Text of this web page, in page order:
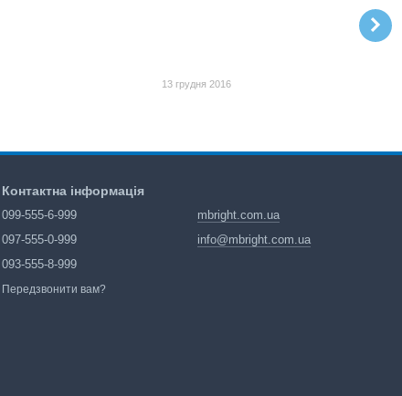
13 грудня 2016
Контактна інформація
099-555-6-999
097-555-0-999
093-555-8-999
Передзвонити вам?
mbright.com.ua
info@mbright.com.ua